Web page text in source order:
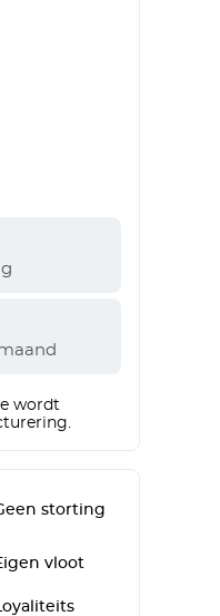
wordt
storting
vloot